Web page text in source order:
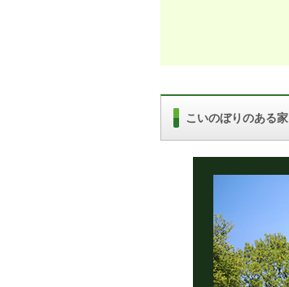
こいのぼりのある家